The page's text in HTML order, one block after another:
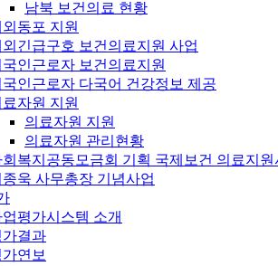
남북 보건의료 현황
동포 지원
외긴급구호 보건의료지원 사업
국인근로자 보건의료지원
국인근로자 다국어 건강정보 제공
료자원 지원
의료자원 지원
의료자원 관리현황
회복지공동모금회 기획 국제보건 의료지원
종욱 사무총장 기념사업
평가시스템 소개
가결과
연보